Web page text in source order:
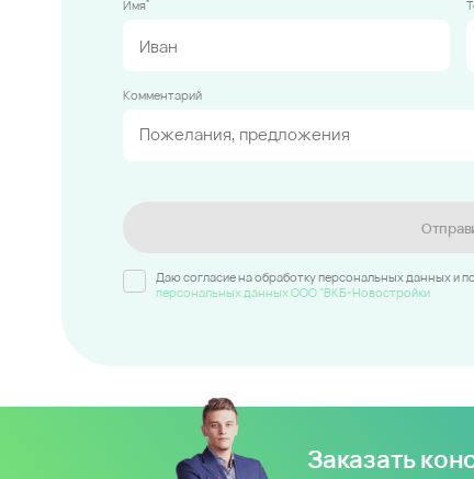
Имя
Комментарий
Даю согласие на обработку персональных данных и
персональных данных ООО "ВКБ-Новостройки
Заказать